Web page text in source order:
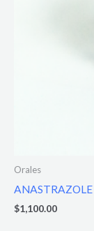
Orales
ANASTRAZOLE
$1,100.00